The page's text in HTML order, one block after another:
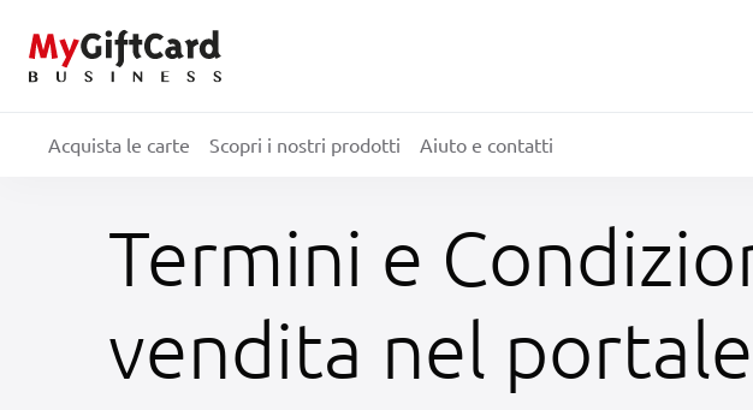
Acquista le carte Scopri i nostri prodotti Aiuto e contatti
Termini e
vendita nel